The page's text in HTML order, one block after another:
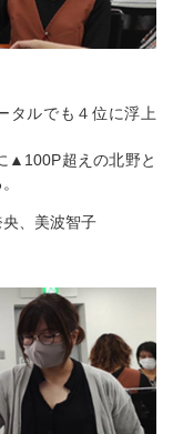
タルでも４位に浮上
▲100P超えの北野と
、美波智子